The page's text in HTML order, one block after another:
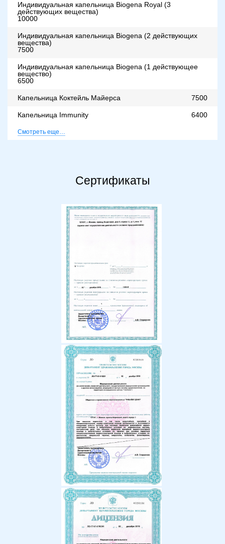
Индивидуальная капельница Biogena Royal (3
действующих вещества)
10000
Индивидуальная капельница Biogena (2 действующих
вещества)
7500
Индивидуальная капельница Biogena (1 действующее
вещество)
6500
Капельница Коктейль Майерса 7500
Капельница Immunity 6400
Смотреть еще…
Сертификаты